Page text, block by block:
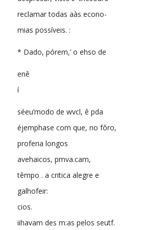
reclamar todas aàs econo-
mias possíveis. :
* Dado, pórem,’ o ehso de
enê
í
séeu’modo de wvcl, ê pda
éjemphase com que, no fôro,
proferia longos
avehaicos, pmva.cam,
têmpo . a critica alegre e
galhofeir:
cios.
iihavam des m:as pelos seutf.